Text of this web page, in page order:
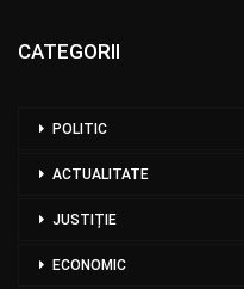
CATEGORII
POLITIC
ACTUALITATE
JUSTIȚIE
ECONOMIC